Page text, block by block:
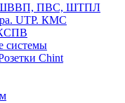
ШВВП, ПВС, ШТПЛ
UTP. КМС
системы
Chint